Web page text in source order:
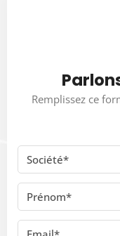
Remplissez ce